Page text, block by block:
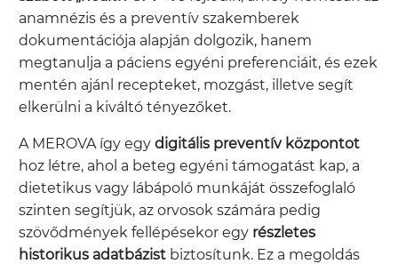
anamnézis és a preventív szakemberek
dokumentációja alapján dolgozik, hanem
megtanulja a páciens egyéni preferenciáit, és ezek
mentén ajánl recepteket, mozgást, illetve segít
elkerülni a kiváltó tényezőket.
A MEROVA így egy digitális preventív központot
hoz létre, ahol a beteg egyéni támogatást kap, a
dietetikus vagy lábápoló munkáját összefoglaló
szinten segítjük, az orvosok számára pedig
szövődmények fellépésekor egy részletes
historikus adatbázistbiztosítunk. Ez a megoldás